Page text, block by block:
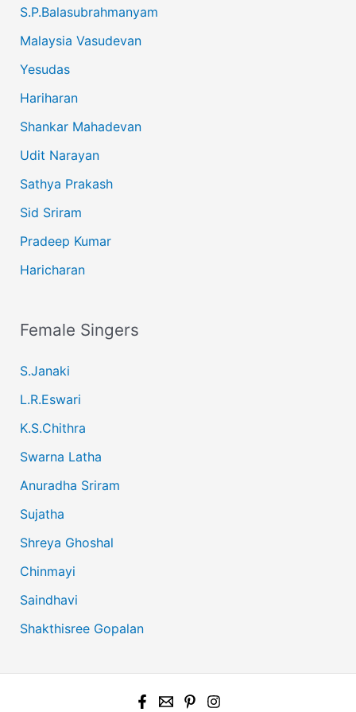
S.P.Balasubrahmanyam
Malaysia Vasudevan
Yesudas
Hariharan
Shankar Mahadevan
Udit Narayan
Sathya Prakash
Sid Sriram
Pradeep Kumar
Haricharan
Female Singers
S.Janaki
L.R.Eswari
K.S.Chithra
Swarna Latha
Anuradha Sriram
Sujatha
Shreya Ghoshal
Chinmayi
Saindhavi
Shakthisree Gopalan